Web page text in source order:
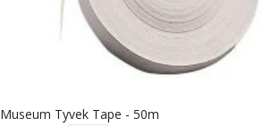
Museum Tyvek Tape - 50m